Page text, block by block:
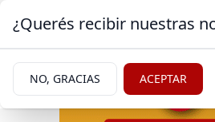
¿Querés recibir nuestras
NO, GRACIAS ACEPTAR